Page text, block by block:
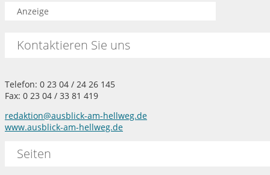
Anzeige
Kontaktieren Sie uns
Telefon: 0 23 04 / 24 26 145
Fax: 0 23 04 / 33 81 419
redaktion@ausblick-am-hellweg.de
www.ausblick-am-hellweg.de
Seiten